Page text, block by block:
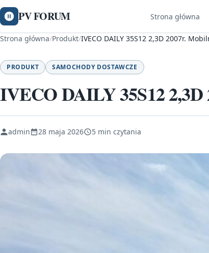
PV FORUM Strona główna
Strona główna/Produkt/IVECO DAILY 35S12 2,3D 2007r.
PRODUKT SAMOCHODY DOSTAWCZE
IVECO DAILY 35S12
admin 28 maja 2026 5 min czytania